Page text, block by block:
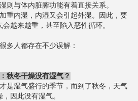
则与体内脏腑功能有着直接关系。
重内湿，内湿又会引起外湿。因此，要
越来越重，甚至陷入恶性循环。
多人都存在不少误解：
秋冬干燥没有湿气？
是湿气盛行的季节，而到了秋冬，天气
，因此没有湿气。